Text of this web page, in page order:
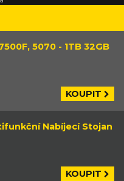
5070 - 1TB 32GB
KOUPIT
Nabíjecí Stojan
KOUPIT